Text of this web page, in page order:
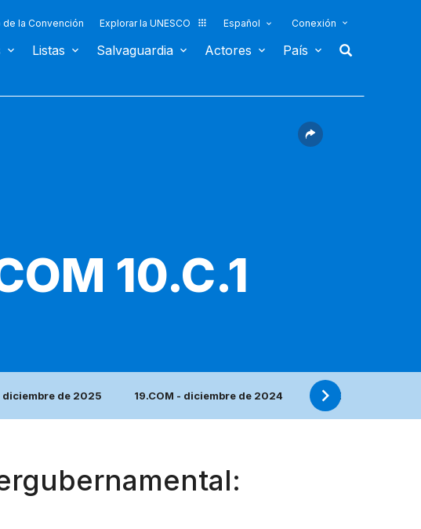
de la Convención Explorar la UNESCO Español Conexión
Listas Salvaguardia Actores País
10.C.1
diciembre de 2025 19.COM - diciembre de 2024 18.COM -